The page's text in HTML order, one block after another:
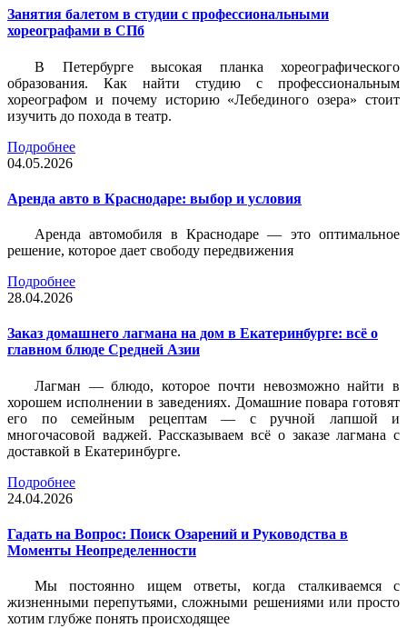
Занятия балетом в студии с профессиональными
хореографами в СПб
В Петербурге высокая планка хореографического
образования. Как найти студию с профессиональным
хореографом и почему историю «Лебединого озера» стоит
изучить до похода в театр.
Подробнее
04.05.2026
Аренда авто в Краснодаре: выбор и условия
Аренда автомобиля в Краснодаре — это оптимальное
решение, которое дает свободу передвижения
Подробнее
28.04.2026
Заказ домашнего лагмана на дом в Екатеринбурге: всё о
главном блюде Средней Азии
Лагман — блюдо, которое почти невозможно найти в
хорошем исполнении в заведениях. Домашние повара готовят
его по семейным рецептам — с ручной лапшой и
многочасовой ваджей. Рассказываем всё о заказе лагмана с
доставкой в Екатеринбурге.
Подробнее
24.04.2026
Гадать на Вопрос: Поиск Озарений и Руководства в
Моменты Неопределенности
Мы постоянно ищем ответы, когда сталкиваемся с
жизненными перепутьями, сложными решениями или просто
хотим глубже понять происходящее